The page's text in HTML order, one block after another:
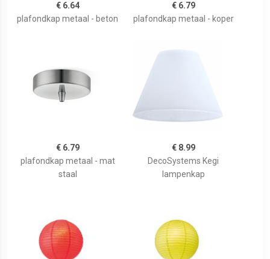
€ 6.64
plafondkap metaal - beton
€ 6.79
plafondkap metaal - koper
€ 6.79
plafondkap metaal - mat
staal
€ 8.99
DecoSystems Kegi
lampenkap